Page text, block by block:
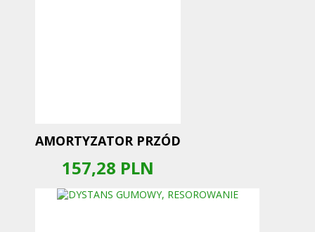
AMORTYZATOR PRZÓD
157,28 PLN